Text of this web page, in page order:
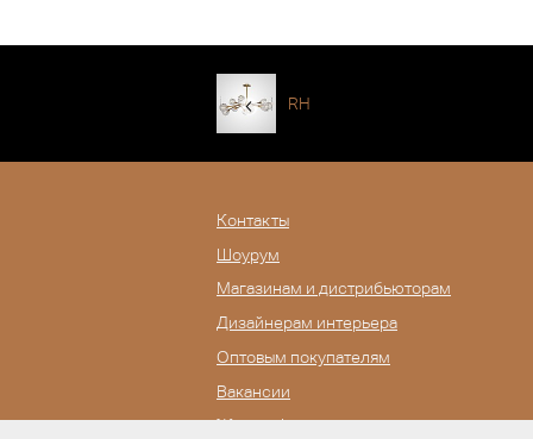
RH
Контакты
Шоурум
Магазинам и дистрибьюторам
Дизайнерам интерьера
Оптовым покупателям
Вакансии
Журнал Lampatron